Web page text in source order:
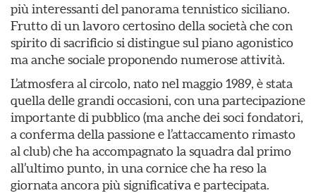
più interessanti del panorama tennistico siciliano.
Frutto di un lavoro certosino della società che con
spirito di sacrificio si distingue sul piano agonistico
ma anche sociale proponendo numerose attività.
L’atmosfera al circolo, nato nel maggio 1989, è stata
quella delle grandi occasioni, con una partecipazione
importante di pubblico (ma anche dei soci fondatori,
a conferma della passione e l’attaccamento rimasto
al club) che ha accompagnato la squadra dal primo
all’ultimo punto, in una cornice che ha reso la
giornata ancora più significativa e partecipata.